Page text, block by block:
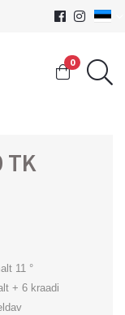
0
TK
11 °
+ 6 kraadi